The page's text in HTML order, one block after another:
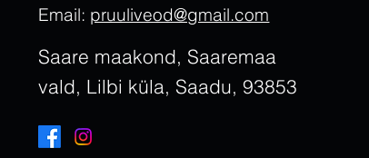
Email: pruuliveod@gmail.com
Saare maakond, Saaremaa
vald, Lilbi küla, Saadu, 93853